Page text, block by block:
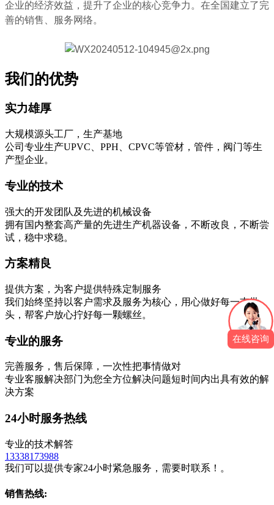
企业的经济效益，提升了企业的核心竞争力。在全国建立了完
善的销售、服务网络。
我们的优势
实力雄厚
大规模源头工厂，生产基地
公司专业生产UPVC、PPH、CPVC等管材，管件，阀门等生
产型企业。
专业的技术
强大的开发团队及先进的机械设备
拥有国内整套高产量的先进生产机器设备，不断改良，不断尝
试，稳中求稳。
方案精良
提供方案，为客户提供特殊定制服务
我们始终坚持以客户需求及服务为核心，用心做好每一支批
头，帮客户放心拧好每一颗螺丝。
专业的服务
完善服务，售后保障，一次性把事情做对
专业客服解决部门为您全方位解决问题短时间内出具有效的解
决方案
24小时服务热线
专业的技术解答
13338173988
我们可以提供专家24小时紧急服务，需要时联系！。
销售热线:
在线咨询